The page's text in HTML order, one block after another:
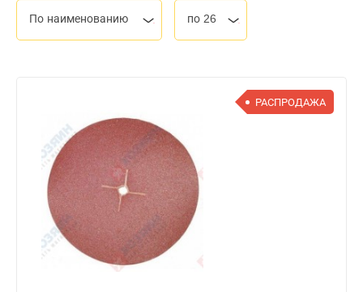
По наименованию по 26
РАСПРОДАЖА